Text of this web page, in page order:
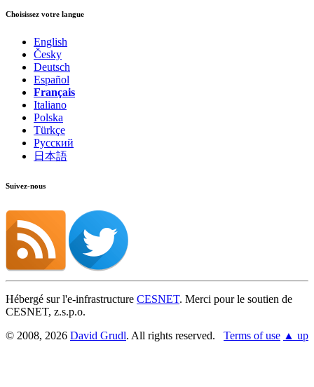
Choisissez votre langue
English
Česky
Deutsch
Español
Français
Italiano
Polska
Türkçe
Русский
日本語
Suivez-nous
Hébergé sur l'e-infrastructure CESNET. Merci pour le soutien de
CESNET, z.s.p.o.
© 2008, 2026 David Grudl. All rights reserved. Terms of use ▲ up